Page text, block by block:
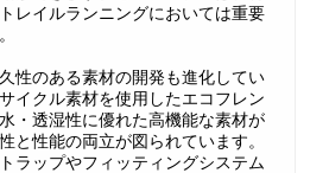
レイルランニングにおいては重要
性のある素材の開発も進化してい
イクル素材を使用したエコフレン
・透湿性に優れた高機能な素材が
と性能の両立が図られています。
ラップやフィッティングシステム